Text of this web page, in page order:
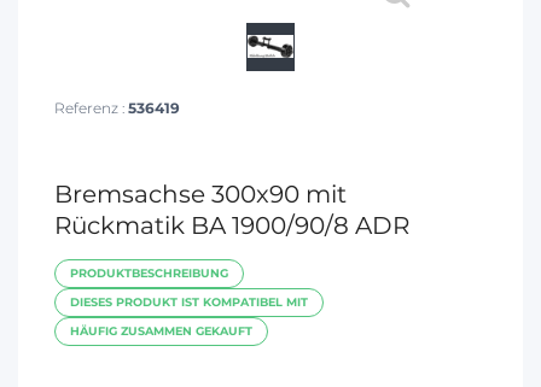
Referenz : 536419
Bremsachse 300x90 mit
Rückmatik BA 1900/90/8 ADR
PRODUKTBESCHREIBUNG
DIESES PRODUKT IST KOMPATIBEL MIT
HÄUFIG ZUSAMMEN GEKAUFT